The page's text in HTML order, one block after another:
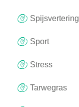
Spijsvertering
Sport
Stress
Tarwegras